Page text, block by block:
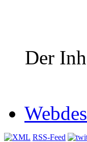
Der
RSS-Feed